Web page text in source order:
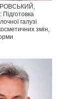
галузі
змін,